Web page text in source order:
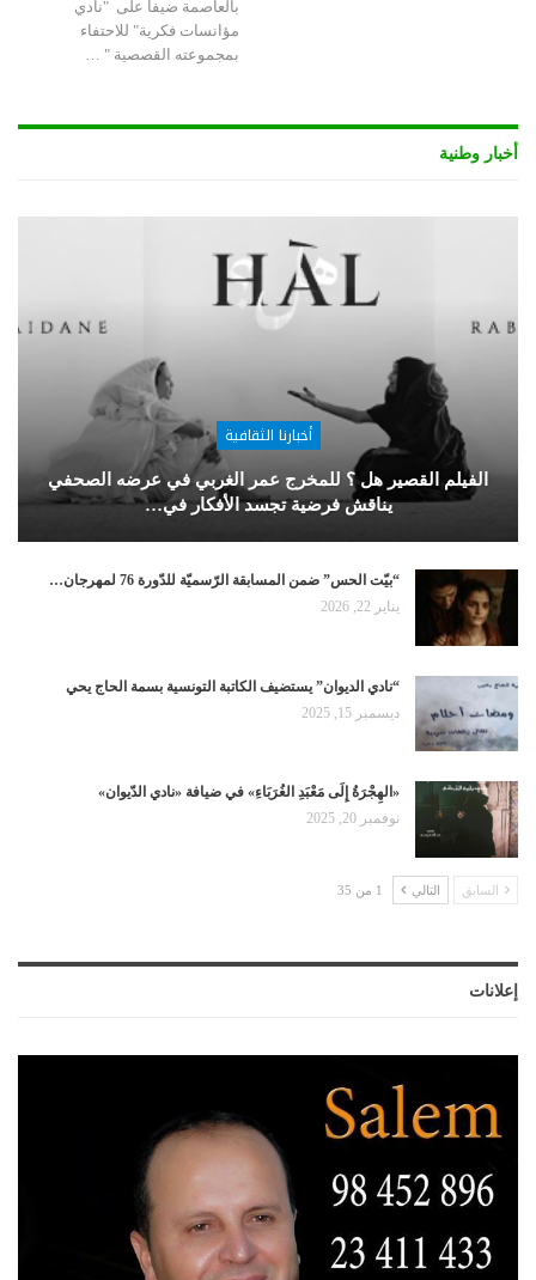
بالعاصمة ضيفا على "نادي
مؤانسات فكرية" للاحتفاء
بمجموعته القصصية " …
أخبار وطنية
أخبارنا الثقافية
الفيلم القصير هل ؟ للمخرج عمر الغربي في عرضه الصحفي
يناقش فرضية تجسد الأفكار في…
“بيّت الحس” ضمن المسابقة الرّسميّة للدّورة 76 لمهرجان…
يناير 22, 2026
“نادي الديوان” يستضيف الكاتبة التونسية بسمة الحاج يحي
ديسمبر 15, 2025
«الهِجْرَةُ إِلَى مَعْبَدِ الغُرَبَاءِ» في ضيافة «نادي الدّيوان»
نوفمبر 20, 2025
السابق التالي 1 من 35
إعلانات